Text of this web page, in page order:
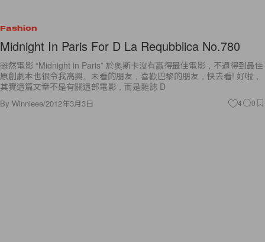
Fashion
Midnight In Paris For D La Requbblica No.780
雖然電影 “Midnight in Paris” 於奧斯卡沒有贏得最佳電影，不過得到最佳
原創劇本也很令我高興。未看的朋友，喜歡巴黎的朋友，快去看! 好啦，
其實這篇文章不是有關這部電影，而是雜誌 D
By Winnieee/2012年3月3日 4 0